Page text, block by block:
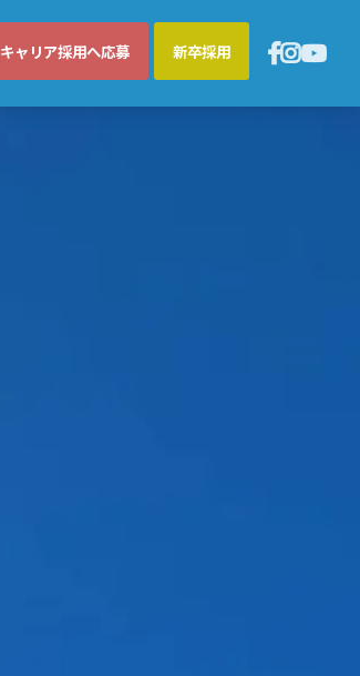
キャリア採用へ応募 新卒採用